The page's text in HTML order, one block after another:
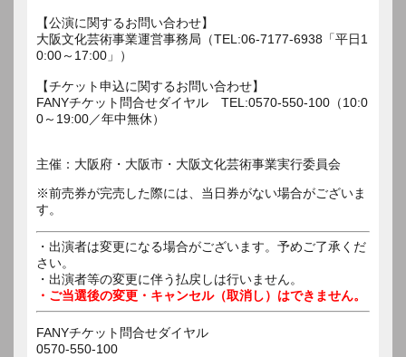
【公演に関するお問い合わせ】
大阪文化芸術事業運営事務局（TEL:06-7177-6938「平日1
0:00～17:00」）
【チケット申込に関するお問い合わせ】
FANYチケット問合せダイヤル TEL:0570-550-100（10:0
0～19:00／年中無休）
主催：大阪府・大阪市・大阪文化芸術事業実行委員会
※前売券が完売した際には、当日券がない場合がございま
す。
・出演者は変更になる場合がございます。予めご了承くだ
さい。
・出演者等の変更に伴う払戻しは行いません。
・ご当選後の変更・キャンセル（取消し）はできません。
FANYチケット問合せダイヤル
0570-550-100